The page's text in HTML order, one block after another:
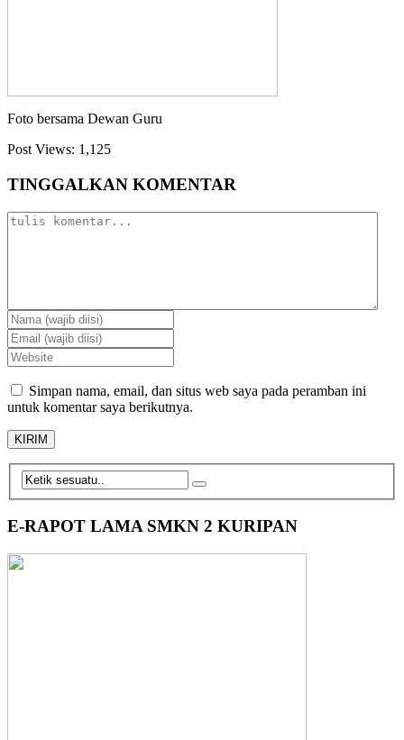
Foto bersama Dewan Guru
Post Views: 1,125
TINGGALKAN KOMENTAR
Simpan nama, email, dan situs web saya pada peramban ini
untuk komentar saya berikutnya.
E-RAPOT LAMA SMKN 2 KURIPAN